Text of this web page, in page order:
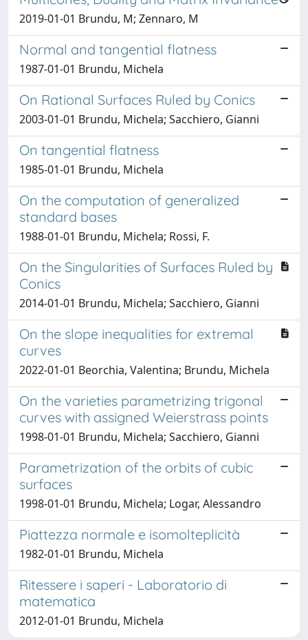
2019-01-01 Brundu, M; Zennaro, M
Normal and tangential flatness
1987-01-01 Brundu, Michela
On Rational Surfaces Ruled by Conics
2003-01-01 Brundu, Michela; Sacchiero, Gianni
On tangential flatness
1985-01-01 Brundu, Michela
On the computation of generalized
standard bases
1988-01-01 Brundu, Michela; Rossi, F.
On the Singularities of Surfaces Ruled by
Conics
2014-01-01 Brundu, Michela; Sacchiero, Gianni
On the slope inequalities for extremal
curves
2022-01-01 Beorchia, Valentina; Brundu, Michela
On the varieties parametrizing trigonal
curves with assigned Weierstrass points
1998-01-01 Brundu, Michela; Sacchiero, Gianni
Parametrization of the orbits of cubic
surfaces
1998-01-01 Brundu, Michela; Logar, Alessandro
Piattezza normale e isomolteplicità
1982-01-01 Brundu, Michela
Ritessere i saperi - Laboratorio di
matematica
2012-01-01 Brundu, Michela